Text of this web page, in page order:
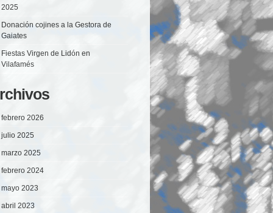
2025
Donación cojines a la Gestora de
Gaiates
Fiestas Virgen de Lidón en
Vilafamés
febrero 2026
julio 2025
marzo 2025
febrero 2024
mayo 2023
abril 2023